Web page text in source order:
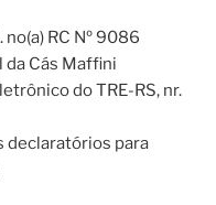
RC Nº 9086
da Cás Maffini
do TRE-RS, nr.
declaratórios para